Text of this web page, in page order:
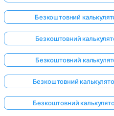
Безкоштовний
Безкоштовний
Безкоштовний
Безкоштовний
Безкоштовний